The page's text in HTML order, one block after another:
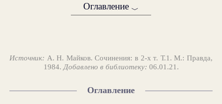
Оглавление ﹀
Источник: А. Н. Майков. Сочинения: в 2-х т. Т.1. М.: Правда,
1984. Добавлено в библиотеку: 06.01.21.
Оглавление